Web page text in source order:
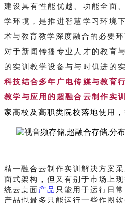
建设具有性能优越、功能全面
学环境，是推进智慧学习环境
术与教育教学深度融合的必要环
对于新闻传播专业人才的教育
的实训教学设备与与时俱进的
科技结合多年广电传媒与教育
教学与应用的超融合云制作实
家高校及高职类院校落地使用
精一融合云制作实训解决方案
面式架构，但又有别于市场上
统云桌面产品 只能用于运行日
产品也最多只能运行一些作图